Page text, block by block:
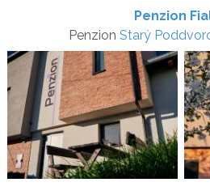
Penzion
Penzion Starý